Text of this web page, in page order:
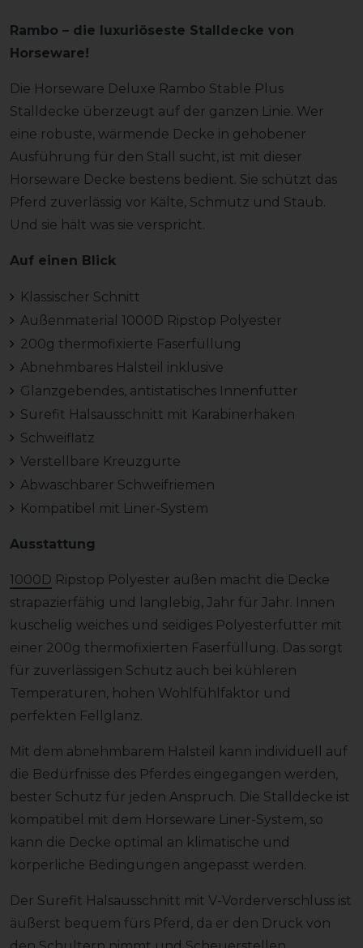
Rambo – die luxuriöseste Stalldecke von
Horseware!
Die Horseware Deluxe Rambo Stable Plus
Stalldecke überzeugt auf der ganzen Linie. Wer
eine robuste, wärmende Decke in gehobener
Ausführung für den Stall sucht, ist mit dieser
Horseware Decke bestens bedient. Sie schützt das
Pferd zuverlässig vor Kälte, Schmutz und Staub.
Und sie hält was sie verspricht.
Auf einen Blick
Klassischer Schnitt
Außenmaterial 1000D Ripstop Polyester
200g thermofixierte Faserfüllung
Abnehmbares Halsteil inklusive
Glanzgebendes, antistatisches Innenfutter
Surefit Halsausschnitt mit Karabinerhaken
Schweiflatz
Verstellbare Kreuzgurte
Abwaschbarer Schweifriemen
Kompatibel mit Liner-System
Ausstattung
1000D Ripstop Polyester außen macht die Decke
strapazierfähig und langlebig, Jahr für Jahr. Innen
kuschelig weiches und seidiges Polyesterfutter mit
einer 200g thermofixierten Faserfüllung. Das sorgt
für zuverlässigen Schutz auch bei kühleren
Temperaturen, hohen Wohlfühlfaktor und
perfekten Fellglanz.
Mit dem abnehmbarem Halsteil kann individuell auf
die Bedürfnisse des Pferdes eingegangen werden,
bester Schutz für jeden Anspruch. Die Stalldecke ist
kompatibel mit dem Horseware Liner-System, so
kann die Decke optimal an klimatische und
körperliche Bedingungen angepasst werden.
Der Surefit Halsausschnitt mit V-Vorderverschluss ist
äußerst bequem fürs Pferd, da er den Druck von